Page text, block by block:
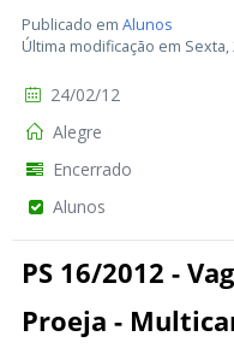
Publicado em Alunos
Última modificação em Sexta,
24/02/12
Alegre
Encerrado
Alunos
PS 16/2012 -
Proeja -